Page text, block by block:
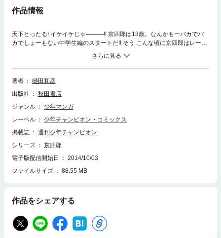
作品情報
天下とったる! イケイケじゃ―――!! 京四郎は13歳。なんかもーバカでバ
カでしょーもない中学生編のスタートだ!! そう こんな頃に京四郎はレーコ
著者
樋田和彦
出版社
秋田書店
ジャンル
少年マンガ
レーベル
少年チャンピオン・コミックス
掲載誌
週刊少年チャンピオン
シリーズ
京四郎
電子版配信開始日
2014/10/03
ファイルサイズ
88.55 MB
作品をシェアする